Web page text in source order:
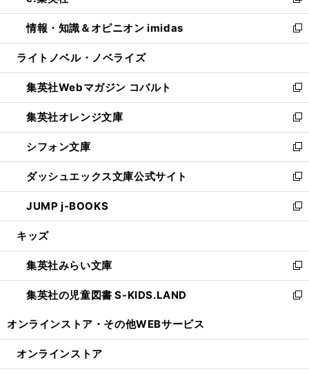
開
く
ウ
で
開
ン
ド
ウ
開
く
ウ
ィ
ン
ウ
で
開
く
し
い
ウ
ン
ド
ウ
で
開
く
情報・知識＆オピニオン imidas
新
し
ウ
ィ
ン
ド
ウ
で
開
く
ライトノベル・ノベライズ
集英社Webマガジン コバルト
新
し
い
ウ
ィ
ン
ド
ウ
で
開
集英社オレンジ文庫
新
し
い
ウ
ィ
ン
ド
ウ
開
く
シフォン文庫
新
し
い
ウ
ィ
ン
ウ
で
開
く
ダッシュエックス文庫公式サイト
新
し
い
ウ
ン
ド
ウ
で
JUMP j-BOOKS
新
し
ウ
ィ
ン
ド
開
キッズ
集英社みらい文庫
新
し
い
ン
ウ
集英社の児童図書 S-KIDS.LAND
新
ウ
ン
オンラインストア・ その他WEBサービス
オンラインストア